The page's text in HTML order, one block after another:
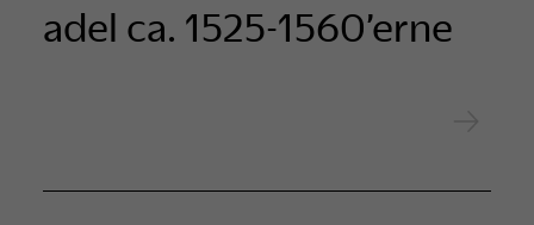
adel ca. 1525-1560’erne